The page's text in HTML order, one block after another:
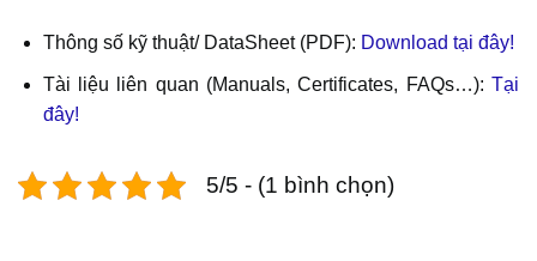
Thông số kỹ thuật/ DataSheet (PDF): Download tại đây!
Tài liệu liên quan (Manuals, Certificates, FAQs…): Tại
đây!
5/5 - (1 bình chọn)